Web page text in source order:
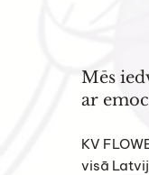
Mēs
ar
KV
visā